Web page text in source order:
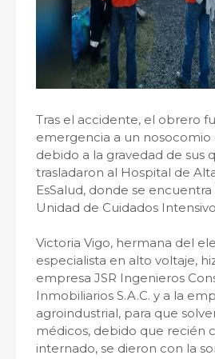
Tras el accidente, el obrero
emergencia a un nosocomio
debido a la gravedad de sus
trasladaron al Hospital de
EsSalud, donde se
Unidad de Cuidados
Victoria Vigo, hermana del
especialista en alto voltaje,
empresa JSR Ingenieros
Inmobiliarios S.A.C. y a la
agroindustrial, para que
médicos, debido que recién
internado, se dieron con la